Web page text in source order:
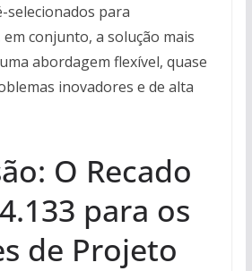
selecionados para
conjunto, a solução mais
abordagem flexível, quase
inovadores e de alta
O Recado
para os
de Projeto